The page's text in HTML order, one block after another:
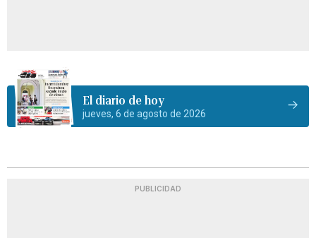
El diario de hoy
jueves, 6 de agosto de 2026
PUBLICIDAD